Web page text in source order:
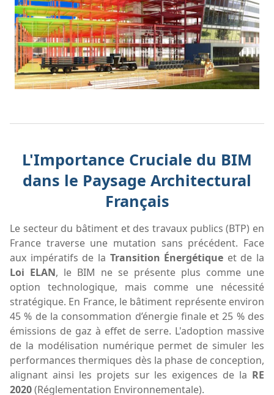
L'Importance Cruciale du BIM
dans le Paysage Architectural
Français
Le secteur du bâtiment et des travaux publics (BTP) en
France traverse une mutation sans précédent. Face
aux impératifs de la Transition Énergétique et de la
Loi ELAN, le BIM ne se présente plus comme une
option technologique, mais comme une nécessité
stratégique. En France, le bâtiment représente environ
45 % de la consommation d’énergie finale et 25 % des
émissions de gaz à effet de serre. L'adoption massive
de la modélisation numérique permet de simuler les
performances thermiques dès la phase de conception,
alignant ainsi les projets sur les exigences de la RE
2020(Réglementation Environnementale).